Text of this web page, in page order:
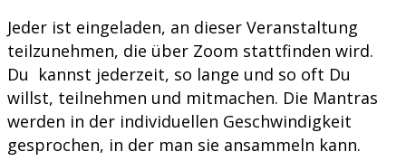
Jeder ist eingeladen, an dieser Veranstaltung
teilzunehmen, die über Zoom stattfinden wird.
Du kannst jederzeit, so lange und so oft Du
willst, teilnehmen und mitmachen. Die Mantras
werden in der individuellen Geschwindigkeit
gesprochen, in der man sie ansammeln kann.